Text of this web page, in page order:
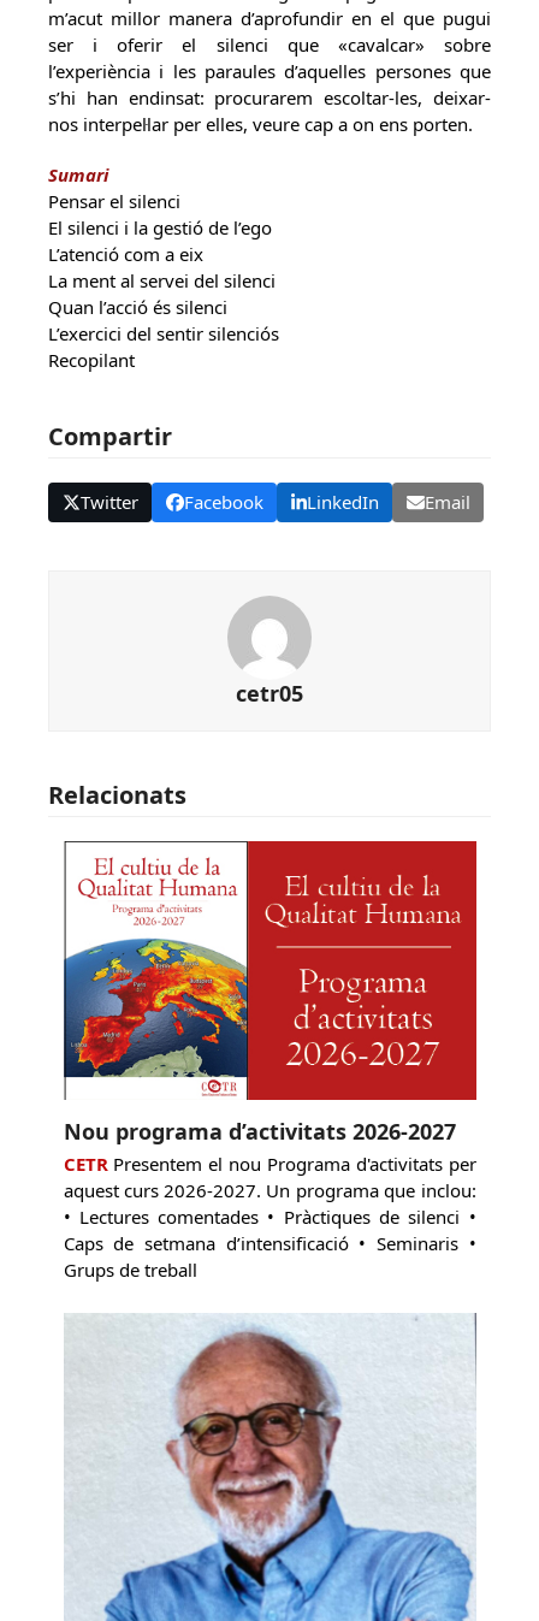
m’acut millor manera d’aprofundir en el que pugui
ser i oferir el silenci que «cavalcar» sobre
l’experiència i les paraules d’aquelles persones que
s’hi han endinsat: procurarem escoltar-les, deixar-
nos interpel·lar per elles, veure cap a on ens porten.
Sumari
Pensar el silenci
El silenci i la gestió de l’ego
L’atenció com a eix
La ment al servei del silenci
Quan l’acció és silenci
L’exercici del sentir silenciós
Recopilant
Compartir
Twitter Facebook LinkedIn Email
cetr05
Relacionats
Nou programa d’activitats 2026-2027
CETR Presentem el nou Programa d'activitats per
aquest curs 2026-2027. Un programa que inclou:
• Lectures comentades • Pràctiques de silenci •
Caps de setmana d’intensificació • Seminaris •
Grups de treball